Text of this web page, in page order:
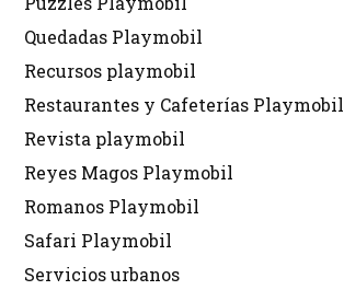
Quedadas Playmobil
Recursos playmobil
Restaurantes y Cafeterías Playmobil
Revista playmobil
Reyes Magos Playmobil
Romanos Playmobil
Safari Playmobil
Servicios urbanos